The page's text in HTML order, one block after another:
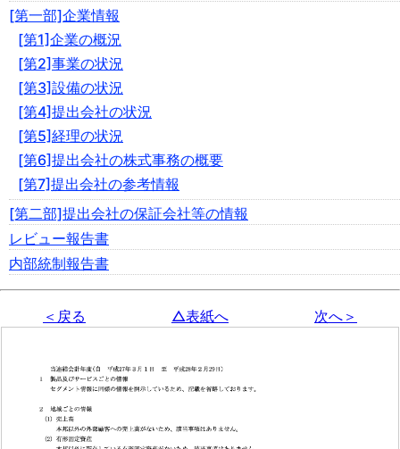
[第一部]企業情報
[第1]企業の概況
[第2]事業の状況
[第3]設備の状況
[第4]提出会社の状況
[第5]経理の状況
[第6]提出会社の株式事務の概要
[第7]提出会社の参考情報
[第二部]提出会社の保証会社等の情報
レビュー報告書
内部統制報告書
＜戻る △表紙へ 次へ＞